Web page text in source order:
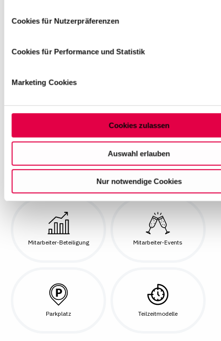
Ihr Gerät durch aktives Scannen nach bestimmten
Erfahren Sie mehr darüber, wie Ihre persönlichen Daten
Auf dieser Website setzen wir Cookies ein, um unsere
Bestätigung Ihrer Auswahl willigen Sie in die Verwendung
Cookies ein. Diese Auswahl können Sie jederzeit ändern
Einwilligung widerrufen, indem Sie am Ende der Seite auf
Cookies für Nutzerpräferenzen
Cookies für Performance und Statistik
Marketing Cookies
Cookies zulassen
Auswahl erlauben
Nur notwendige Cookies
Gesundheits- / Sport-
LL.M. / MBA / Promotion Mentoring
Mitarbeiter-Beteiligung Mitarbeiter-Events
Parkplatz Teilzeitmodelle